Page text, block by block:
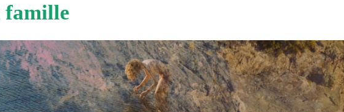
famille